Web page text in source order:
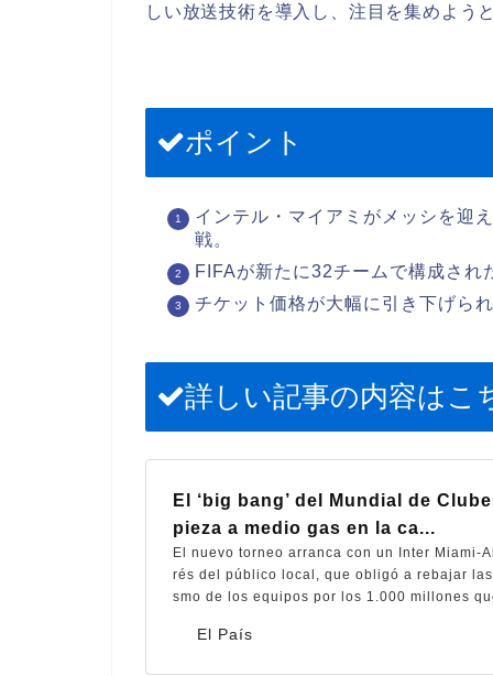
しい放送技術を導入し、注目を集めよう
ポイント
インテル・マイアミがメッシを迎
戦。
FIFAが新たに32チームで構成され
チケット価格が大幅に引き下げら
詳しい記事の内容はこ
El País
El ‘big bang’ del Mundial de
pieza a medio gas en la ca...
El nuevo torneo arranca con un Inter Miami-
rés del público local, que obligó a rebajar
smo de los equipos por los 1.000 millones